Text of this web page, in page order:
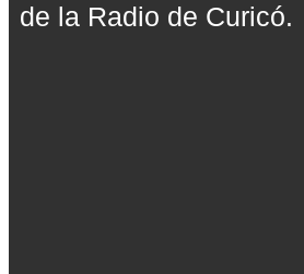
de la Radio de Curicó.